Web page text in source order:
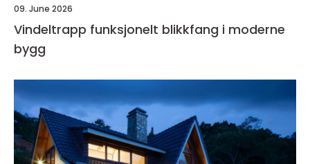
09. June 2026
Vindeltrapp funksjonelt blikkfang i moderne
bygg